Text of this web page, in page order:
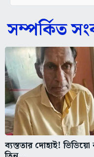
সম্পর্কিত
ব্যস্ততার দোহাই!